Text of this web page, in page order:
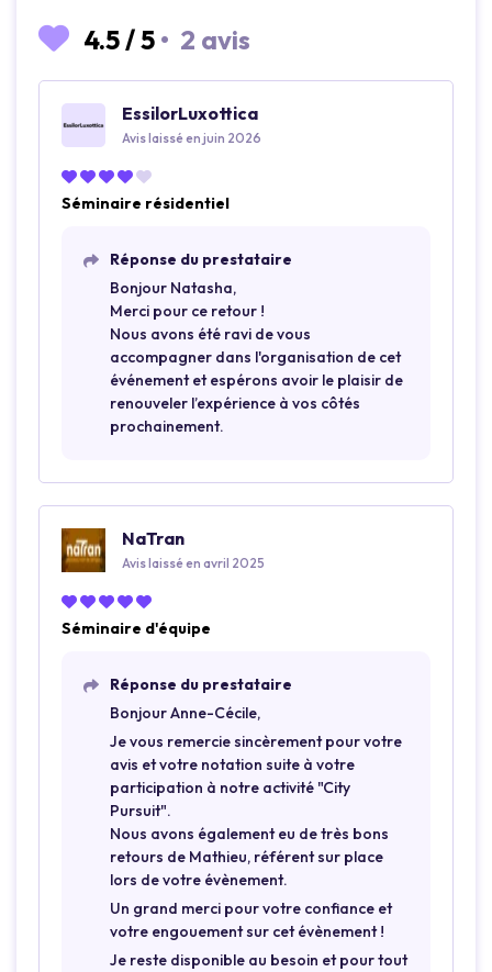
4.5/5 • 2 avis
EssilorLuxottica
Avis laissé en juin 2026
Séminaire résidentiel
Réponse du prestataire
Bonjour Natasha,
Merci pour ce retour !
Nous avons été ravi de vous
accompagner dans l'organisation de cet
événement et espérons avoir le plaisir de
renouveler l’expérience à vos côtés
prochainement.
NaTran
Avis laissé en avril 2025
Séminaire d'équipe
Réponse du prestataire
Bonjour Anne-Cécile,
Je vous remercie sincèrement pour votre
avis et votre notation suite à votre
participation à notre activité "City
Pursuit".
Nous avons également eu de très bons
retours de Mathieu, référent sur place
lors de votre évènement.
Un grand merci pour votre confiance et
votre engouement sur cet évènement !
Je reste disponible au besoin et pour tout